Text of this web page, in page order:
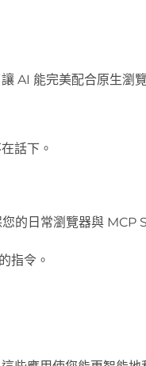
AI 能完美配合原生瀏
話下。
的日常瀏覽器與 MCP
指令。